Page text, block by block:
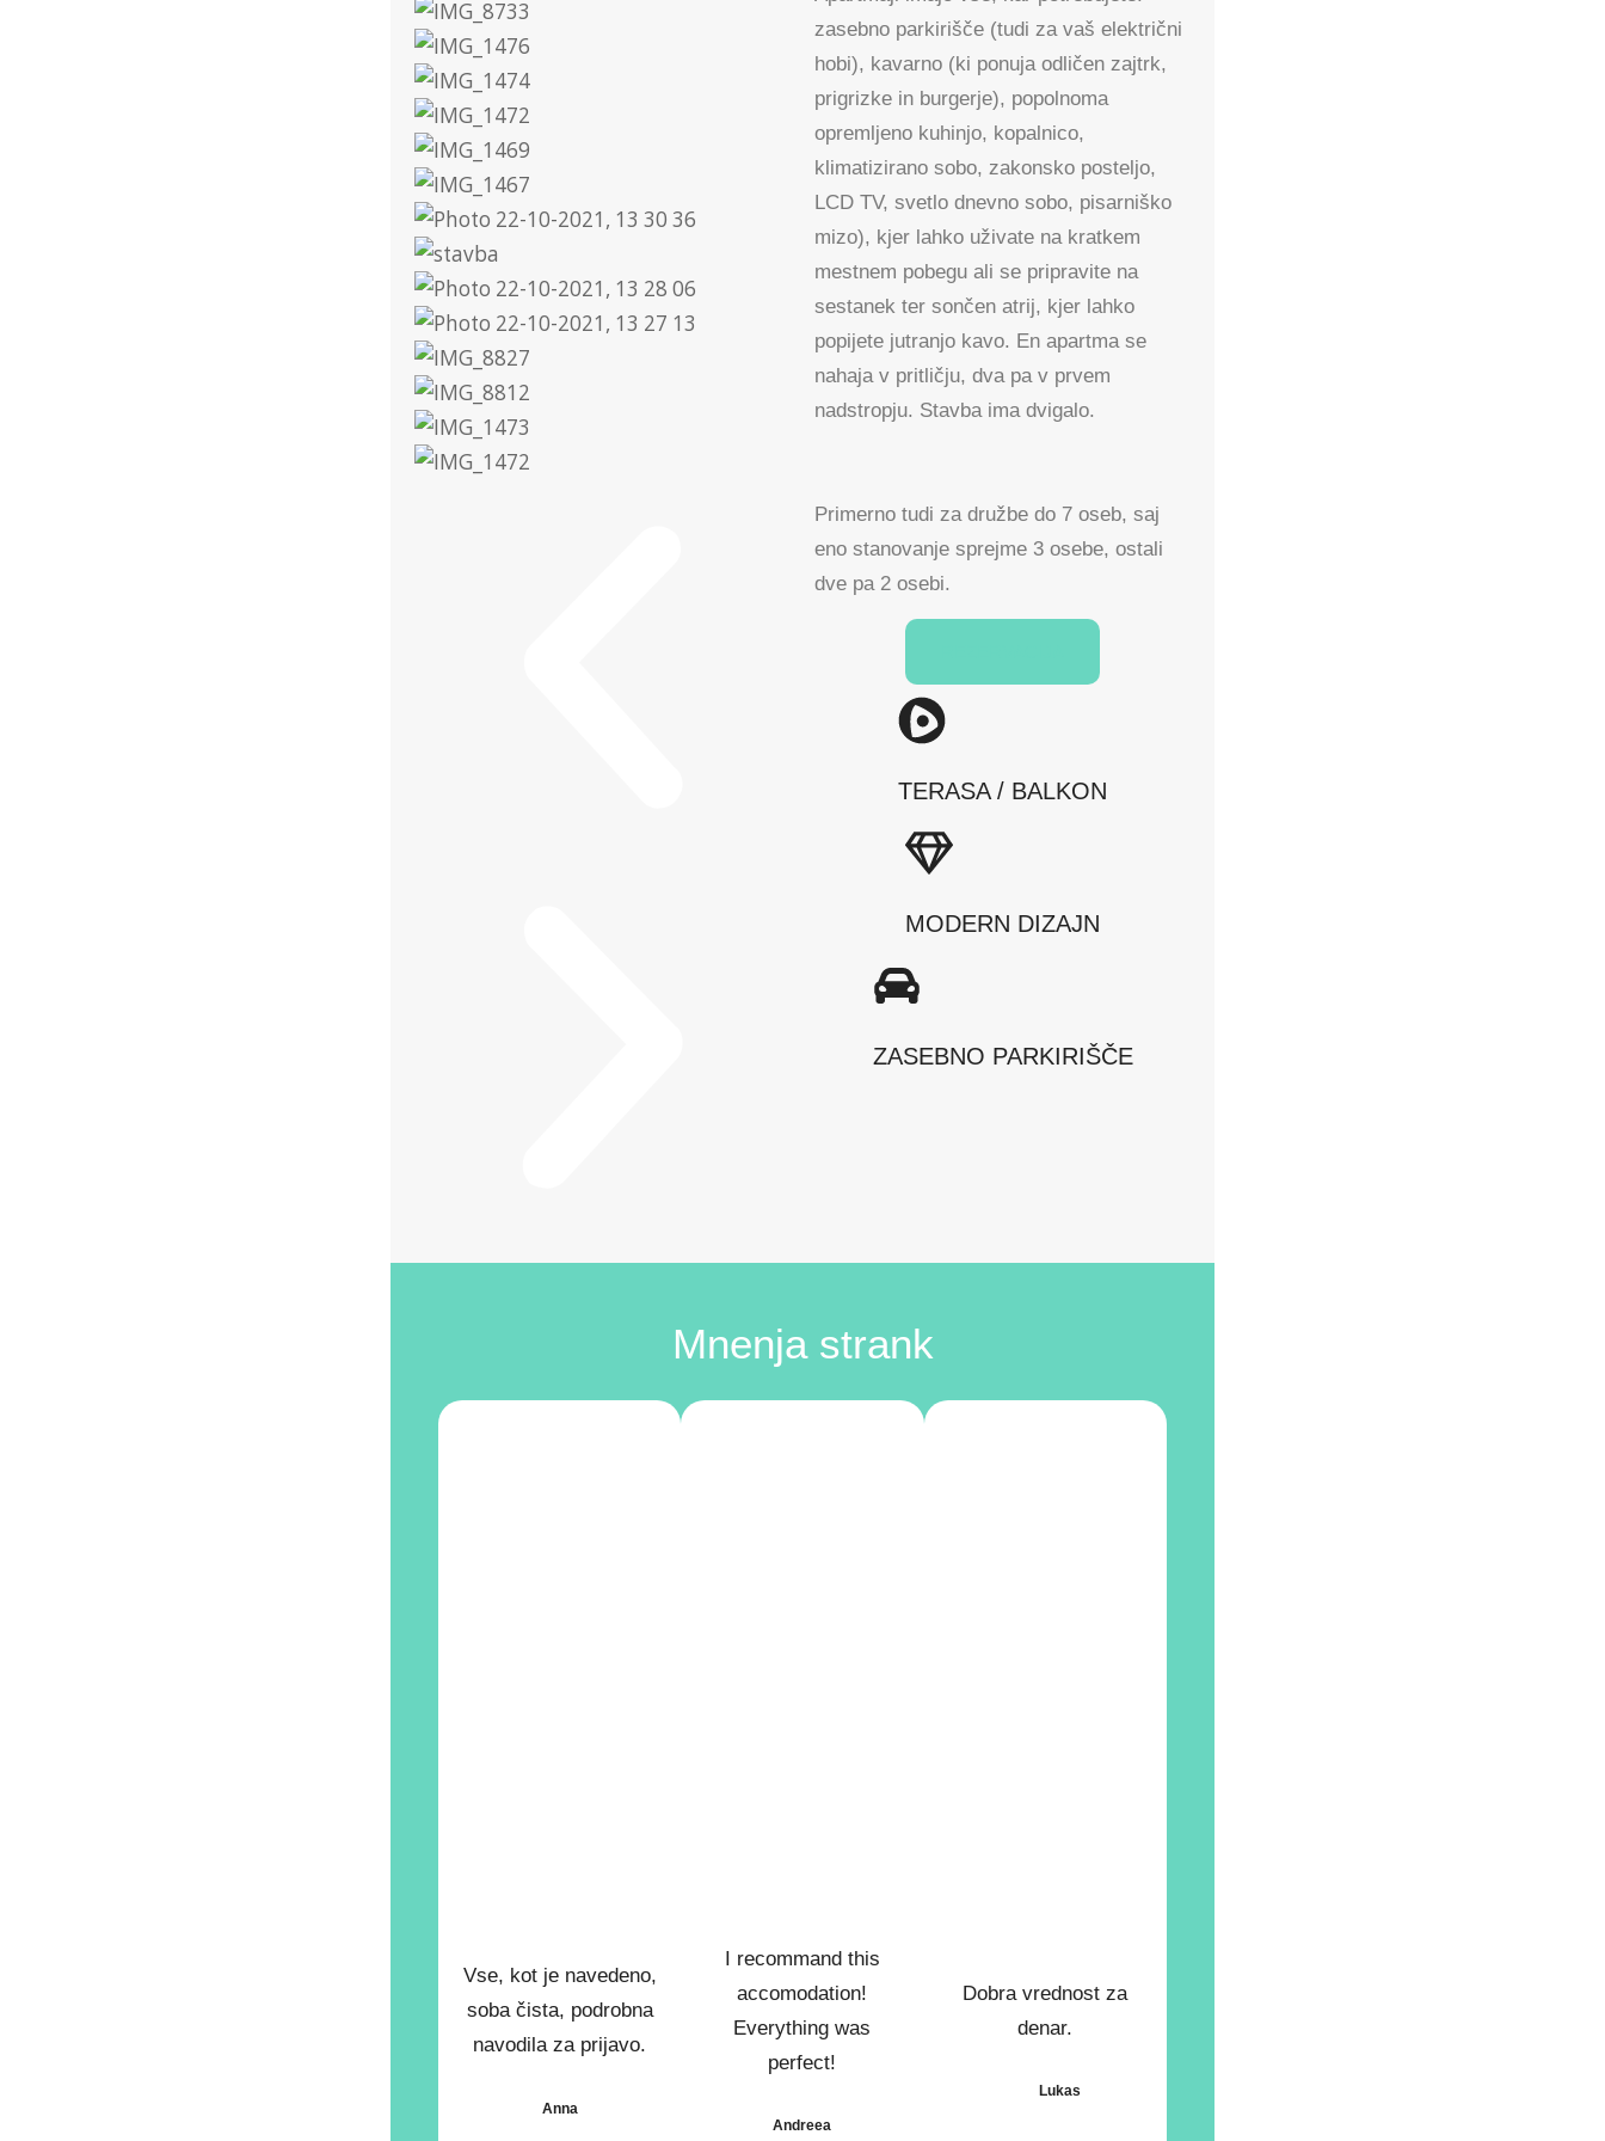
zasebno parkirišče (tudi za vaš električni
hobi), kavarno (ki ponuja odličen zajtrk,
prigrizke in burgerje), popolnoma
opremljeno kuhinjo, kopalnico,
klimatizirano sobo, zakonsko posteljo,
LCD TV, svetlo dnevno sobo, pisarniško
mizo), kjer lahko uživate na kratkem
mestnem pobegu ali se pripravite na
sestanek ter sončen atrij, kjer lahko
popijete jutranjo kavo. En apartma se
nahaja v pritličju, dva pa v prvem
nadstropju. Stavba ima dvigalo.
Primerno tudi za družbe do 7 oseb, saj
eno stanovanje sprejme 3 osebe, ostali
dve pa 2 osebi.
TERASA / BALKON
MODERN DIZAJN
ZASEBNO PARKIRIŠČE
Mnenja strank
Vse, kot je navedeno,
soba čista, podrobna
navodila za prijavo.
Anna
I recommand this
accomodation!
Everything was
perfect!
Andreea
Dobra vrednost za
denar.
Lukas